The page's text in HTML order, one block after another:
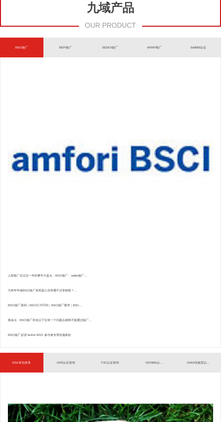
九域产品
OUR PRODUCT
BSCI验厂 BEPI验厂 SEDEX验厂 WRAP验厂 SA8000认证
人权验厂在过去一年的事件大盘点：BSCI验厂、sedex验厂...
为何年年做BSCI验厂依然提心吊胆通不过审核呢？...
BSCI验厂原则｜BSCI行为守则｜BSCI验厂要求｜BSC...
致命点：BSCI验厂存在以下任何一个问题点都将不能通过验厂...
BSCI验厂必读”amfori BSCI 参与者专用实施条款
ESG评估体系 GRS认证咨询 FSC认证咨询 ISO9001认... CNAS实验室认...